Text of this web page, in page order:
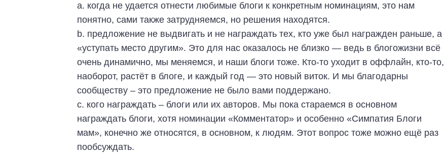
a. когда не удается отнести любимые блоги к конкретным номинациям, это нам
понятно, сами также затрудняемся, но решения находятся.
b. предложение не выдвигать и не награждать тех, кто уже был награжден раньше, а
«уступать место другим». Это для нас оказалось не близко — ведь в блогожизни всё
очень динамично, мы меняемся, и наши блоги тоже. Кто-то уходит в оффлайн, кто-то,
наоборот, растёт в блоге, и каждый год — это новый виток. И мы благодарны
сообществу – это предложение не было вами поддержано.
c. кого награждать – блоги или их авторов. Мы пока стараемся в основном
награждать блоги, хотя номинации «Комментатор» и особенно «Симпатия Блоги
мам», конечно же относятся, в основном, к людям. Этот вопрос тоже можно ещё раз
пообсуждать.